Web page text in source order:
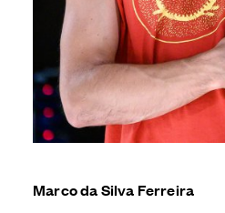
Marco da Silva Ferreira